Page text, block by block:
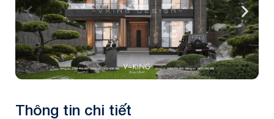
Thông tin chi tiết